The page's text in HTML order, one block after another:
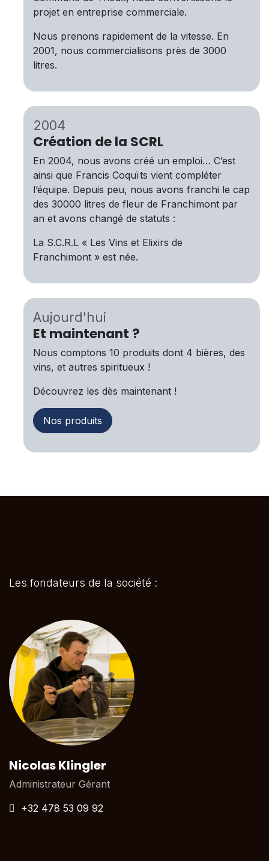
projet en entreprise commerciale.
Nous prenons rapidement de la vitesse. En
2001, nous commercialisons près de 3000
litres.
2004
Création de la SCRL
En 2004, nous avons créé un emploi… C’est
ainsi que Francis Coquïts vient compléter
l’équipe. Depuis peu, nous avons franchi le cap
des 30000 litres de fleur de Franchimont par
an et avons changé de statuts :
La S.C.R.L « Les Vins et Elixirs de
Franchimont » est née.
Aujourd'hui
Et maintenant ?
Nous comptons 10 produits dont 4 bières, des
vins, et autres spiritueux !
Découvrez les dès maintenant !
Nos produits
Les fondateurs de la société :
Nicolas Klingler
Administrateur Gérant
+32 478 53 09 92